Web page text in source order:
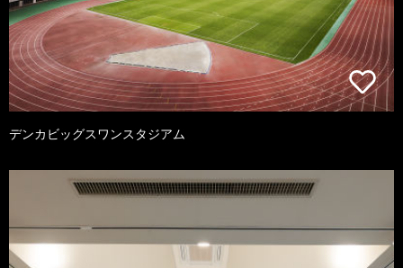
デンカビッグスワンスタジアム